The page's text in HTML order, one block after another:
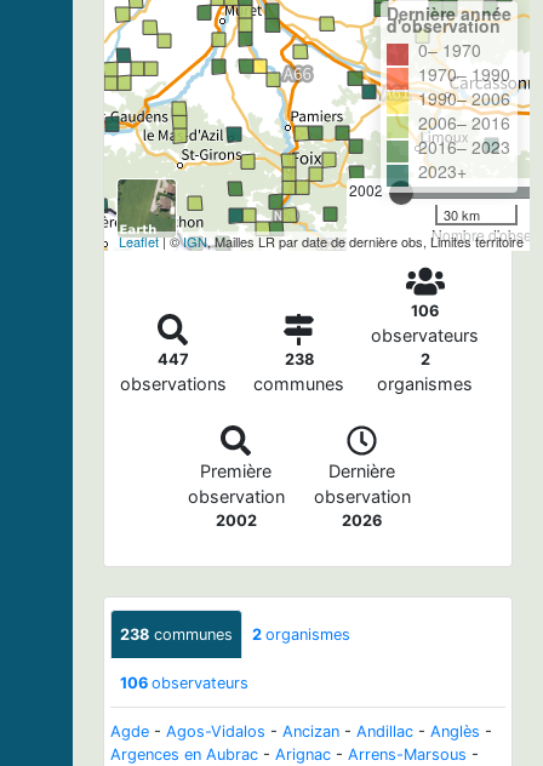
2002
Nombre
Dernière année
d'observation
0– 1970
1970– 1990
1990– 2006
2006– 2016
2016– 2023
2023+
30 km
Leaflet| ©IGN, Mailles LR par date de dernière obs, Limites territoire
447
observations
238
communes
106
observateurs
2
organismes
Première
observation
2002
Dernière
observation
2026
238 communes 2 organismes
106 observateurs
Agde - Agos-Vidalos - Ancizan - Andillac - Anglès -
Argences en Aubrac - Arignac - Arrens-Marsous -